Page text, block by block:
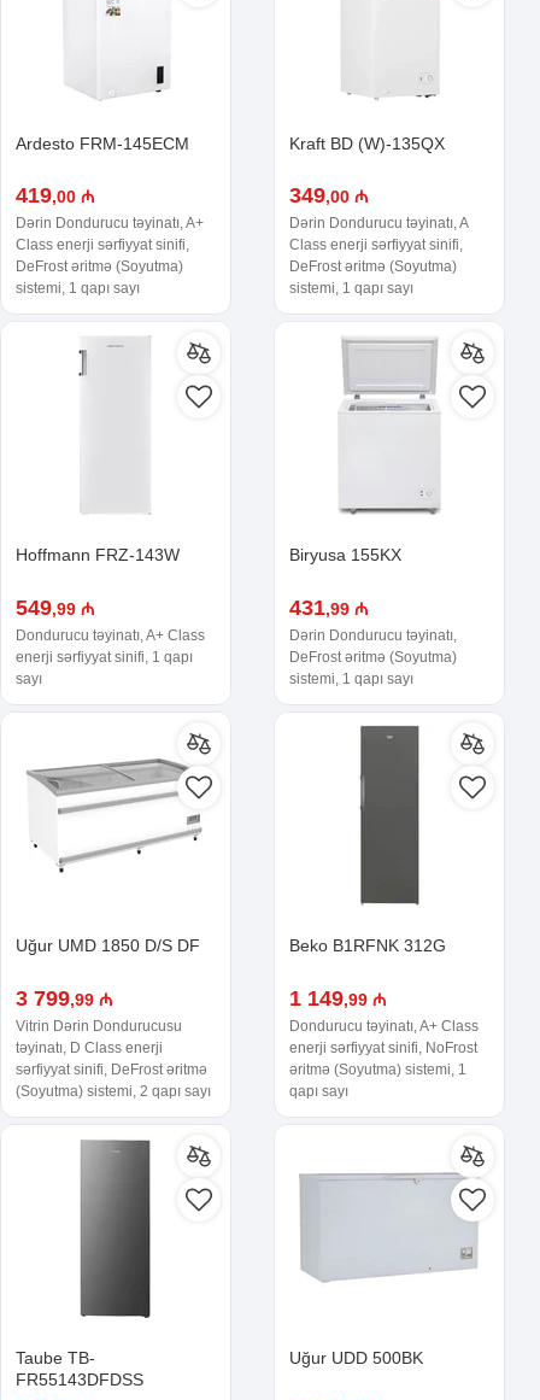
Ardesto FRM-145ECM
419,00 ₼
Dərin Dondurucu təyinatı, A+
Class enerji sərfiyyat sinifi,
DeFrost əritmə (Soyutma)
sistemi, 1 qapı sayı
Kraft BD (W)-135QX
349,00 ₼
Dərin Dondurucu təyinatı, A
Class enerji sərfiyyat sinifi,
DeFrost əritmə (Soyutma)
sistemi, 1 qapı sayı
Hoffmann FRZ-143W
549,99 ₼
Dondurucu təyinatı, A+ Class
enerji sərfiyyat sinifi, 1 qapı
sayı
Biryusa 155KX
431,99 ₼
Dərin Dondurucu təyinatı,
DeFrost əritmə (Soyutma)
sistemi, 1 qapı sayı
Uğur UMD 1850 D/S DF
3 799,99 ₼
Vitrin Dərin Dondurucusu
təyinatı, D Class enerji
sərfiyyat sinifi, DeFrost əritmə
(Soyutma) sistemi, 2 qapı sayı
Beko B1RFNK 312G
1 149,99 ₼
Dondurucu təyinatı, A+ Class
enerji sərfiyyat sinifi, NoFrost
əritmə (Soyutma) sistemi, 1
qapı sayı
Taube TB-
FR55143DFDSS
Uğur UDD 500BK